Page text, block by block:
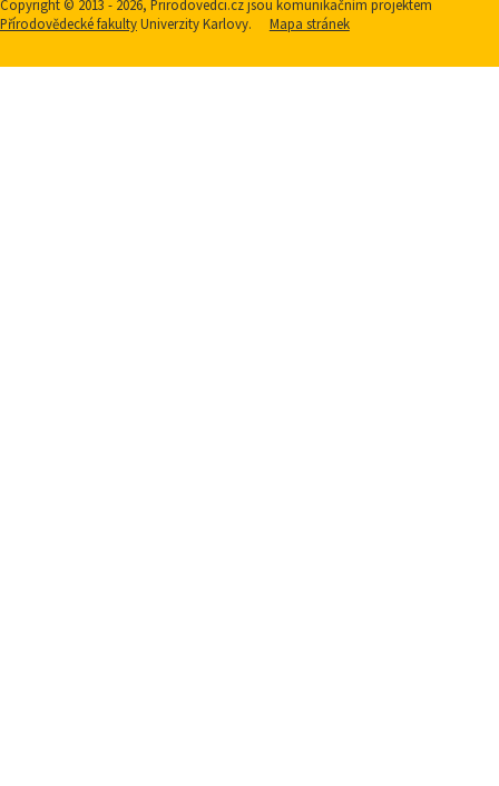
Copyright © 2013 - 2026, Prirodovedci.cz jsou komunikačním projektem
Přírodovědecké fakultyUniverzity Karlovy. Mapa stránek